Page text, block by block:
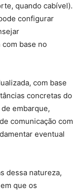
quando cabível).
configurar
com base no
com base
concretas do
embarque,
comunicação com
eventual
dessa natureza,
que os